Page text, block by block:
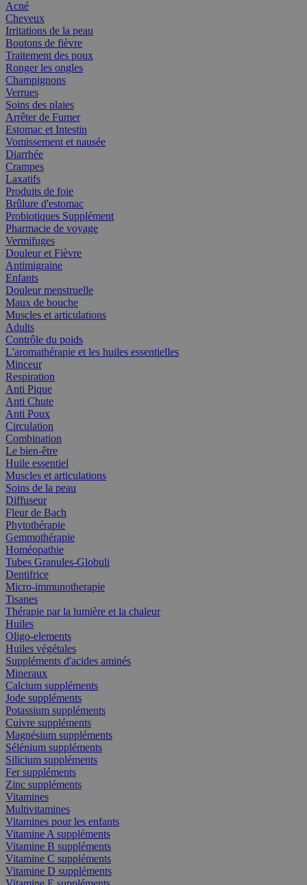
Acné
Cheveux
Irritations de la peau
Boutons de fièvre
Traitement des poux
Ronger les ongles
Champignons
Verrues
Soins des plaies
Arrêter de Fumer
Estomac et Intestin
Vomissement et nausée
Diarrhée
Crampes
Laxatifs
Produits de foie
Brûlure d'estomac
Probiotiques Supplément
Pharmacie de voyage
Vermifuges
Douleur et Fièvre
Antimigraine
Enfants
Douleur menstruelle
Maux de bouche
Muscles et articulations
Adults
Contrôle du poids
L'aromathérapie et les huiles essentielles
Minceur
Respiration
Anti Pique
Anti Chute
Anti Poux
Circulation
Combination
Le bien-être
Huile essentiel
Muscles et articulations
Soins de la peau
Diffuseur
Fleur de Bach
Phytothérapie
Gemmothérapie
Homéopathie
Tubes Granules-Globuli
Dentifrice
Micro-immunotherapie
Tisanes
Thérapie par la lumière et la chaleur
Huiles
Oligo-elements
Huiles végétales
Suppléments d'acides aminés
Mineraux
Calcium suppléments
Jode suppléments
Potassium suppléments
Cuivre suppléments
Magnésium suppléments
Sélénium suppléments
Silicium suppléments
Fer suppléments
Zinc suppléments
Vitamines
Multivitamines
Vitamines pour les enfants
Vitamine A suppléments
Vitamine B suppléments
Vitamine C suppléments
Vitamine D suppléments